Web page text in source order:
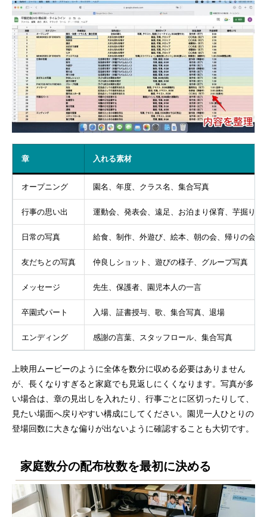
章 入れる素材
オープニング 園名、年度、クラス名、集合写真
行事の思い出 運動会、発表会、遠足、お泊まり保育、芋掘り、
日常の写真 給食、制作、外遊び、絵本、朝の会、帰りの会
友だちとの写真 仲良しショット、遊びの様子、グループ写真
メッセージ 先生、保護者、園児本人の一言
卒園式パート 入場、証書授与、歌、集合写真、退場
エンディング 感謝の言葉、スタッフロール、集合写真
上映用ムービーのように全体を数分に収める必要はありません
が、長くなりすぎると家庭でも見返しにくくなります。写真が多
い場合は、章の見出しを入れたり、行事ごとに区切ったりして、
見たい場面へ戻りやすい構成にしてください。園児一人ひとりの
登場回数に大きな偏りが出ないように確認することも大切です。
家庭数分の配布枚数を最初に決める